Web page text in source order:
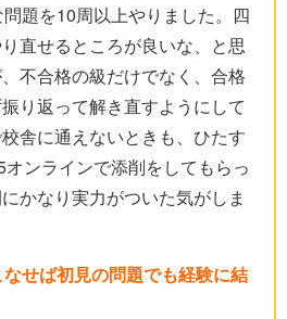
題を10周以上やりました。四
直せるところが良いな、と思
不合格の級だけでなく、合格
り返って解き直すようにして
舎に通えないときも、ひたす
ンラインで添削をしてもらっ
かなり実力がついた気がしま
せば初見の問題でも経験に結